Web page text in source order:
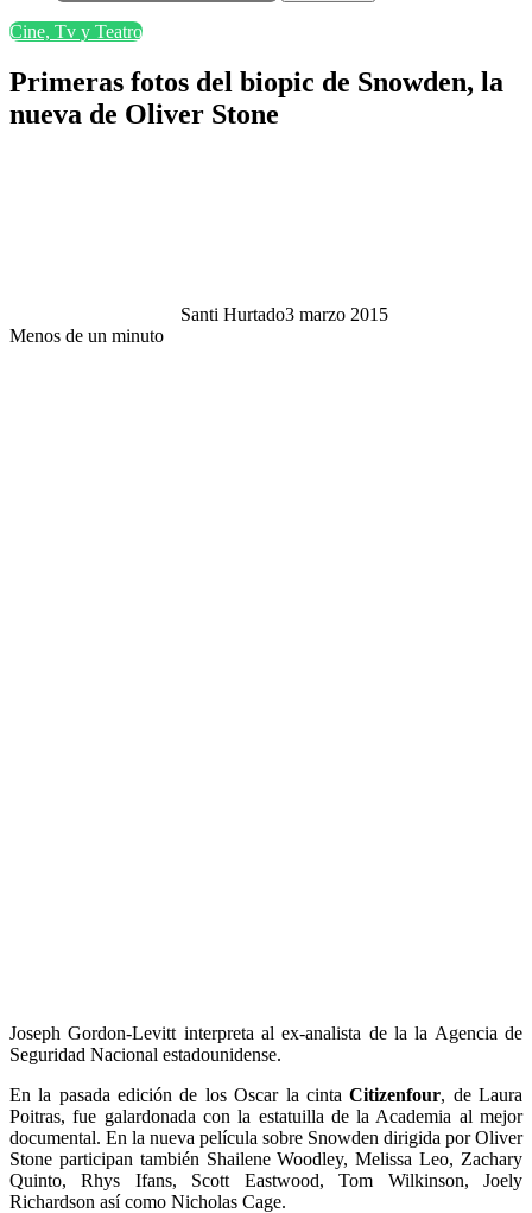
Cine, Tv y Teatro
Primeras fotos del biopic de Snowden, la
nueva de Oliver Stone
Santi Hurtado3 marzo 2015
Menos de un minuto
Joseph Gordon-Levitt interpreta al ex-analista de la la Agencia de
Seguridad Nacional estadounidense.
En la pasada edición de los Oscar la cintaCitizenfour, de Laura
Poitras, fue galardonada con la estatuilla de la Academia al mejor
documental. En la nueva película sobre Snowden dirigida por Oliver
Stone participan también Shailene Woodley, Melissa Leo, Zachary
Quinto, Rhys Ifans, Scott Eastwood, Tom Wilkinson, Joely
Richardson así como Nicholas Cage.